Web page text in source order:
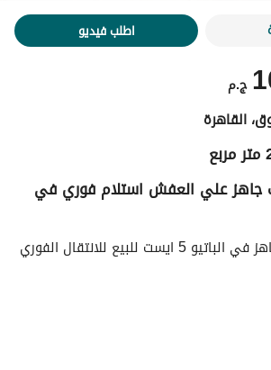
اطلب فيديو
ج.م
والمؤشرات رهن عقاري
٦ غرف جاهز علي العفش استلام فوري في